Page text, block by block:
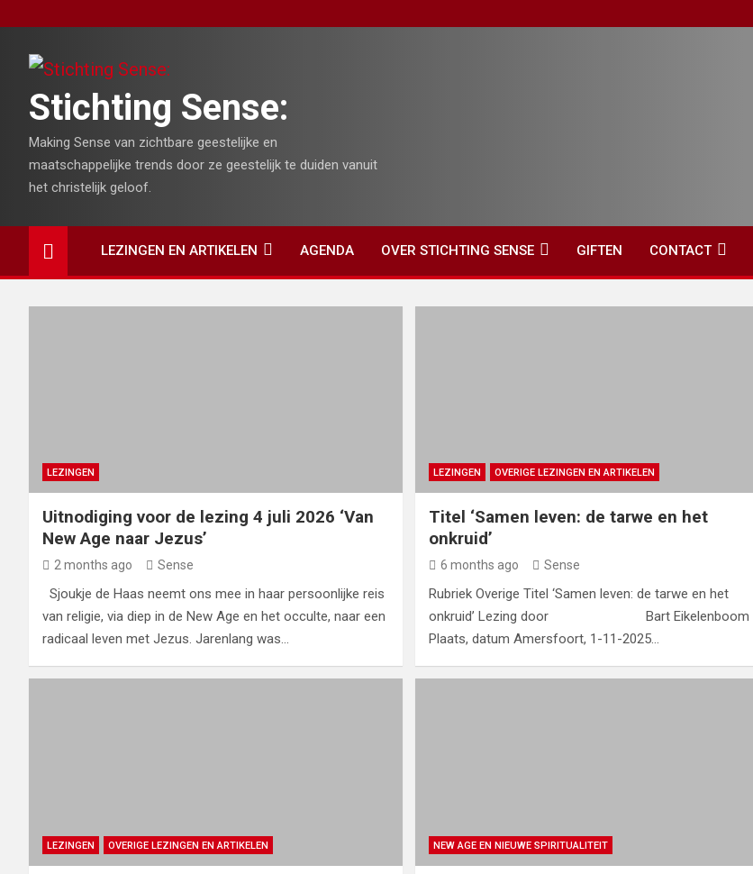
to
content
Stichting Sense:
Making Sense van zichtbare geestelijke en
maatschappelijke trends door ze geestelijk te duiden vanuit
het christelijk geloof.
LEZINGEN EN ARTIKELEN AGENDA OVER STICHTING SENSE GIFTEN CONTACT
LEZINGEN
Uitnodiging voor de lezing 4 juli 2026 ‘Van
New Age naar Jezus’
2 months ago Sense
Sjoukje de Haas neemt ons mee in haar persoonlijke reis
van religie, via diep in de New Age en het occulte, naar een
radicaal leven met Jezus. Jarenlang was…
LEZINGEN OVERIGE LEZINGEN EN ARTIKELEN
Titel ‘Samen leven: de tarwe en het
onkruid’
6 months ago Sense
Rubriek Overige Titel ‘Samen leven: de tarwe en het
onkruid’ Lezing door Bart Eikelenboom
Plaats, datum Amersfoort, 1-11-2025…
LEZINGEN OVERIGE LEZINGEN EN ARTIKELEN NEW AGE EN NIEUWE SPIRITUALITEIT